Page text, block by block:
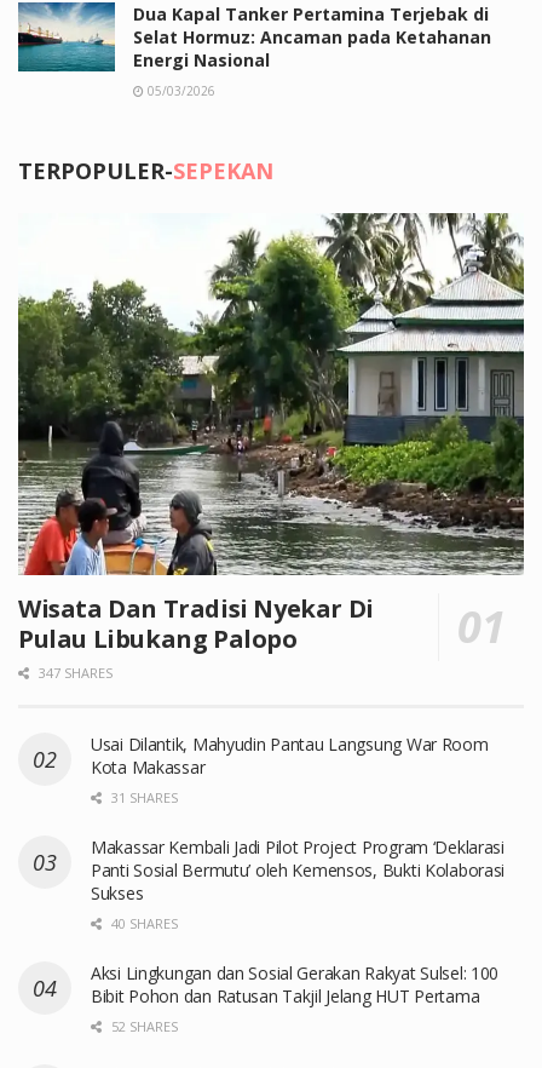
Dua Kapal Tanker Pertamina Terjebak di
Selat Hormuz: Ancaman pada Ketahanan
Energi Nasional
05/03/2026
TERPOPULER-SEPEKAN
Wisata Dan Tradisi Nyekar Di
Pulau Libukang Palopo
347 SHARES
Usai Dilantik, Mahyudin Pantau Langsung War Room
Kota Makassar
31 SHARES
Makassar Kembali Jadi Pilot Project Program ‘Deklarasi
Panti Sosial Bermutu’ oleh Kemensos, Bukti Kolaborasi
Sukses
40 SHARES
Aksi Lingkungan dan Sosial Gerakan Rakyat Sulsel: 100
Bibit Pohon dan Ratusan Takjil Jelang HUT Pertama
52 SHARES